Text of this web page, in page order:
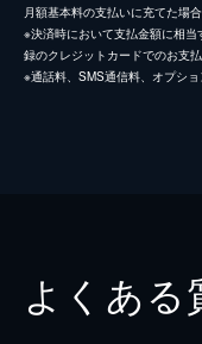
月額基本料の支払いに充てた場合
※決済時において支払金額に相
録のクレジットカードでのお支払
※通話料、SMS通信料、オプシ
よくある